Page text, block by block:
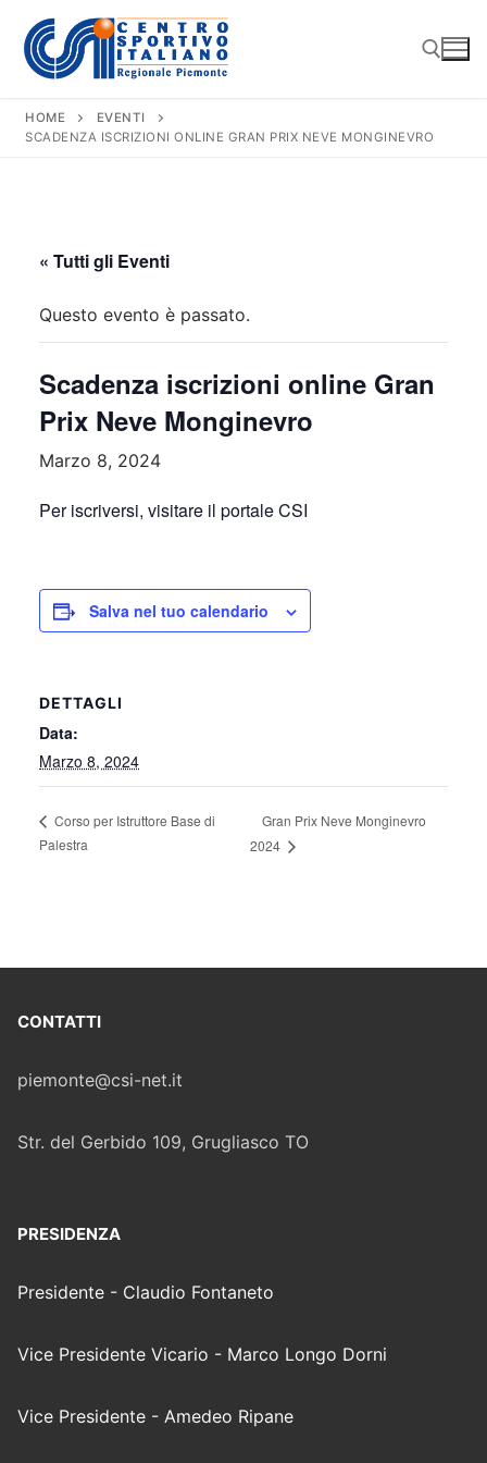
contenuto
Cerca:
HOME
EVENTI
SCADENZA ISCRIZIONI ONLINE GRAN PRIX NEVE MONGINEVRO
« Tutti gli Eventi
Questo evento è passato.
Scadenza iscrizioni online Gran
Prix Neve Monginevro
Marzo 8, 2024
Per iscriversi, visitare il portale CSI
Salva nel tuo calendario
DETTAGLI
Data:
Marzo 8, 2024
Corso per Istruttore Base di
Palestra
Gran Prix Neve Monginevro
2024
CONTATTI
piemonte@csi-net.it
Str. del Gerbido 109, Grugliasco TO
PRESIDENZA
Presidente - Claudio Fontaneto
Vice Presidente Vicario - Marco Longo Dorni
Vice Presidente - Amedeo Ripane